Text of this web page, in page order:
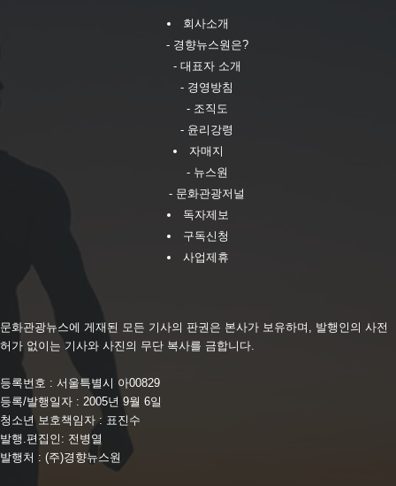
회사소개
- 경향뉴스원은?
- 대표자 소개
- 경영방침
- 조직도
- 윤리강령
자매지
- 뉴스원
- 문화관광저널
독자제보
구독신청
사업제휴
문화관광뉴스에 게재된 모든 기사의 판권은 본사가 보유하며, 발행인의 사전
허가 없이는 기사와 사진의 무단 복사를 금합니다.
등록번호 : 서울특별시 아00829
등록/발행일자 : 2005년 9월 6일
청소년 보호책임자 : 표진수
발행.편집인: 전병열
발행처 : (주)경향뉴스원